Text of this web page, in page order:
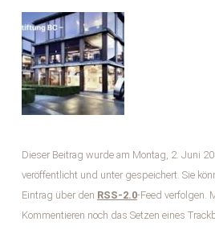
Dieser Beitrag wurde am Montag, 2. Juni
veröffentlicht und unter gespeichert. Sie
Eintrag über den RSS-2.0-Feed verfolgen.
Kommentieren noch das Setzen eines